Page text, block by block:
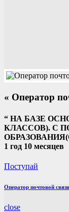
« Оператор
“ НА БАЗЕ
КЛАССОВ). С
1 год 10 месяцев
Поступай
Оператор почтовой связи
close